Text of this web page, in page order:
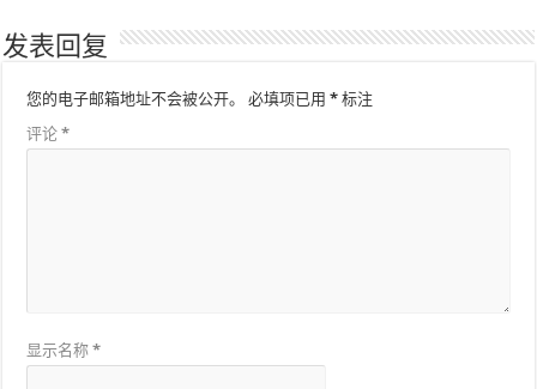
发表回复
您的电子邮箱地址不会被公开。 必填项已用* 标注
评论*
显示名称*